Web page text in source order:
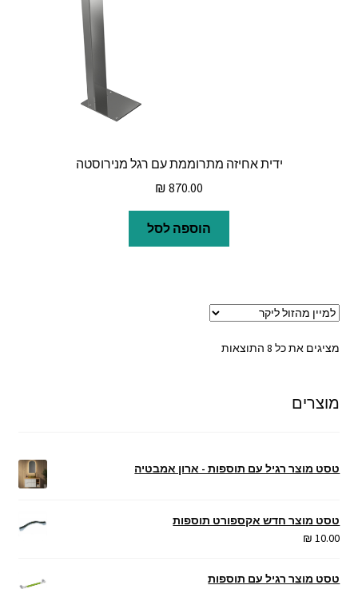
ידית אחיזה מתרוממת עם רגל מנירוסטה
₪ 870.00
הוספה לסל
מציגים את כל ⁦8⁩ התוצאות
ממוין
מוצרים
טסט מוצר רגיל עם תוספות - ארון אמבטיה
טסט מוצר חדש אקספורט תוספות
₪ 10.00
טסט מוצר רגיל עם תוספות